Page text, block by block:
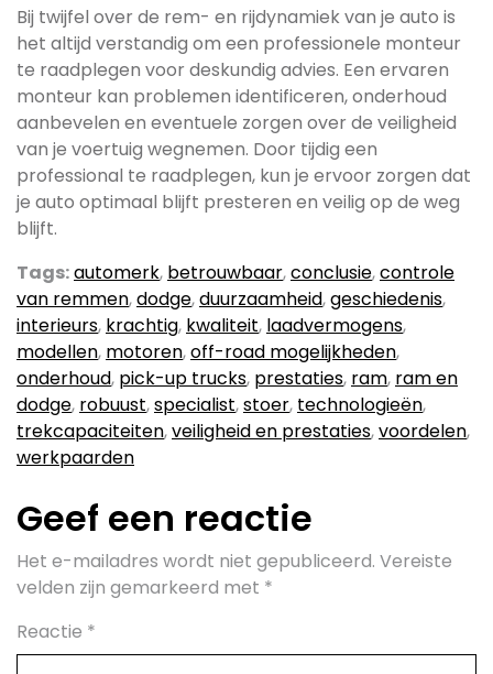
Bij twijfel over de rem- en rijdynamiek van je auto is
het altijd verstandig om een professionele monteur
te raadplegen voor deskundig advies. Een ervaren
monteur kan problemen identificeren, onderhoud
aanbevelen en eventuele zorgen over de veiligheid
van je voertuig wegnemen. Door tijdig een
professional te raadplegen, kun je ervoor zorgen dat
je auto optimaal blijft presteren en veilig op de weg
blijft.
Tags:automerk, betrouwbaar,conclusie,controle
van remmen,dodge,duurzaamheid,geschiedenis,
interieurs, krachtig, kwaliteit, laadvermogens,
modellen, motoren,off-road mogelijkheden,
onderhoud, pick-up trucks, prestaties, ram, ram en
dodge, robuust,specialist,stoer, technologieën,
trekcapaciteiten,veiligheid en prestaties,voordelen,
werkpaarden
Geef een reactie
Het e-mailadres wordt niet gepubliceerd. Vereiste
velden zijn gemarkeerd met *
Reactie *